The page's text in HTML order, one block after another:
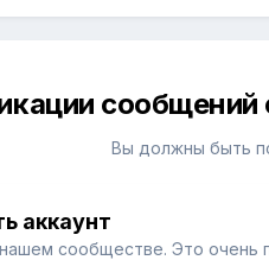
сообщений
Вы должны быть
аккаунт
сообществе. Это очень